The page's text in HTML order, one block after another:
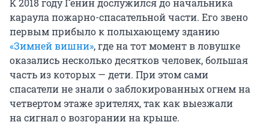
К 2018 году Генин дослужился до начальника
караула пожарно-спасательной части. Его звено
первым прибыло к полыхающему зданию
«Зимней вишни», где на тот момент в ловушке
оказались несколько десятков человек, большая
часть из которых — дети. При этом сами
спасатели не зналио заблокированных огнем на
четвертом этаже зрителях, так как выезжали
на сигнал о возгорании на крыше.